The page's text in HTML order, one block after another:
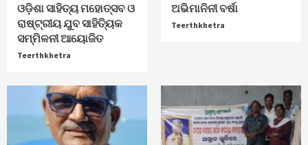
ଓଡ଼ିଶା ସାହିତ୍ୟ ମହୋତ୍ସବ ଓ
ରାଷ୍ଟ୍ରୀୟ ଯୁବ ସାହିତ୍ୟିକ
ସମ୍ମିଳନୀ ଆୟୋଜିତ
Teerthkhetra
ଅଭିମାନିନୀ ବର୍ଷା
Teerthkhetra